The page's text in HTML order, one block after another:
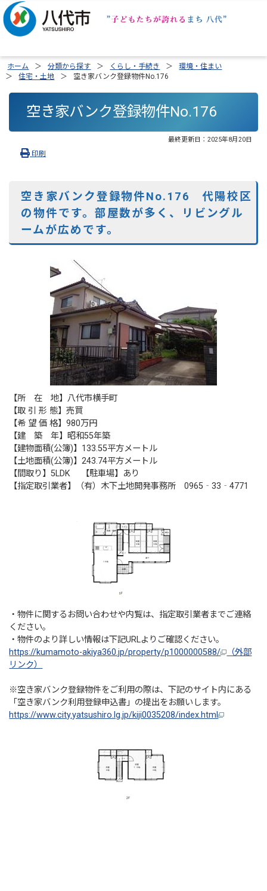
ホーム 分類から探す くらし・手続き
環境・住まい
住宅・土地
空き家バンク登録物件No.176
空き家バンク登録物件No.176
最終更新日： 2025年8月20日
印刷
空き家バンク登録物件No.176 代陽校区
の物件です。部屋数が多く、リビングル
ームが広めです。
【所 在 地】八代市横手町
【取 引 形 態】売買
【希 望 価 格】980万円
【建 築 年】昭和55年築
【建物面積(公簿)】133.55平方メートル
【土地面積(公簿)】243.74平方メートル
【間取り】5LDK 【駐車場】あり
【指定取引業者】（有）木下土地開発事務所 0965‐33‐4771
・物件に関するお問い合わせや内覧は、指定取引業者までご連絡
ください。
・物件のより詳しい情報は下記URLよりご確認ください。
https://kumamoto-akiya360.jp/property/p1000000588/
（外部
リンク）
※空き家バンク登録物件をご利用の際は、下記のサイト内にある
「空き家バンク利用登録申込書」の提出をお願いします。
https://www.city.yatsushiro.lg.jp/kiji0035208/index.html